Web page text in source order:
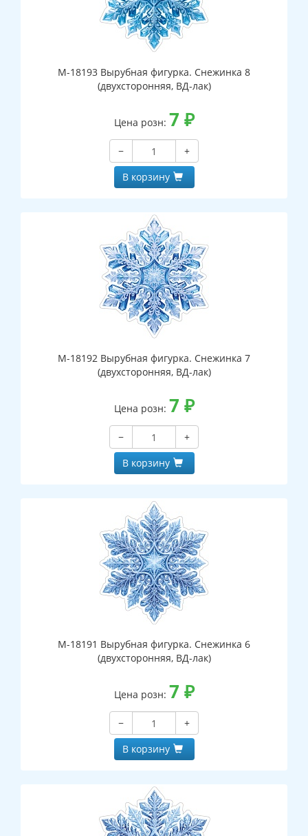
М-18193 Вырубная фигурка. Снежинка 8
(двухсторонняя, ВД-лак)
Цена розн: 7 ₽
−
+
В корзину
М-18192 Вырубная фигурка. Снежинка 7
(двухсторонняя, ВД-лак)
Цена розн: 7 ₽
−
+
В корзину
М-18191 Вырубная фигурка. Снежинка 6
(двухсторонняя, ВД-лак)
Цена розн: 7 ₽
−
+
В корзину